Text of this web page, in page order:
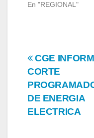
En "REGIONAL"
de
entradas
CGE
CORTE
DE ENERGIA
ELECTRICA